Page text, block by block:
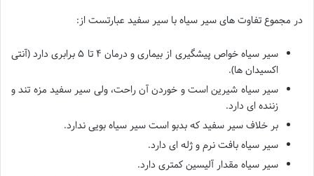
در مجموع تفاوت های سیر سیاه با سیر سفید عبارتست از:
سیر سیاه خواص پیشگیری از بیماری و درمان ۴ تا ۵ برابری دارد (آنتی
اکسیدان ها).
سیر سیاه شیرین است و خوردن آن راحت، ولی سیر سفید مزه تند و
زننده ای دارد.
بر خلاف سیر سفید که بدبو است سیر سیاه بویی ندارد.
سیر سیاه بافت نرم و ژله ای دارد.
سیر سیاه مقدار آلیسین کمتری دارد.